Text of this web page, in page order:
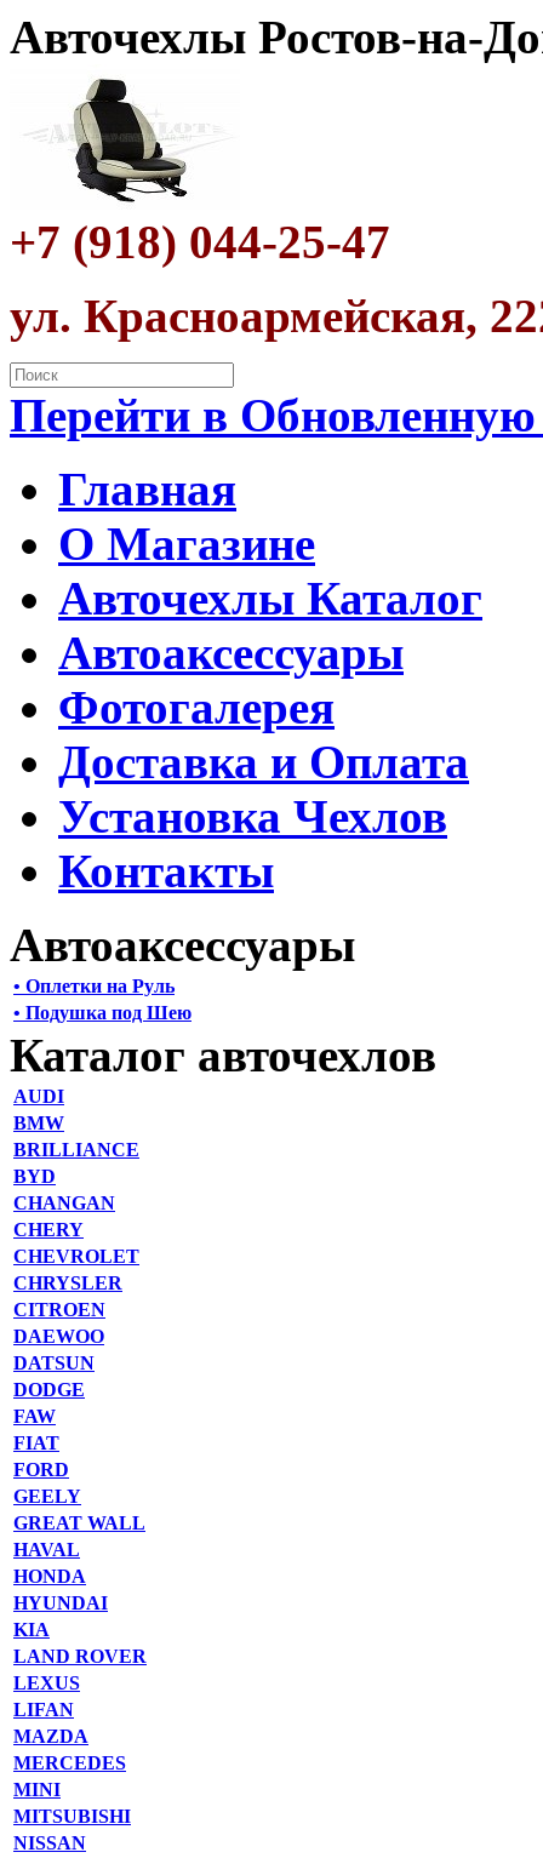
Авточехлы Ростов-на-
+7 (918) 044-25-47
ул. Красноармейская,
Перейти в
Главная
О Магазине
Авточехлы Каталог
Автоаксессуары
Фотогалерея
Доставка и Оплата
Установка Чехлов
Контакты
Автоаксессуары
• Оплетки на Руль
• Подушка под Шею
Каталог авточехлов
AUDI
BMW
BRILLIANCE
BYD
CHANGAN
CHERY
CHEVROLET
CHRYSLER
CITROEN
DAEWOO
DATSUN
DODGE
FAW
FIAT
FORD
GEELY
GREAT WALL
HAVAL
HONDA
HYUNDAI
KIA
LAND ROVER
LEXUS
LIFAN
MAZDA
MERCEDES
MINI
MITSUBISHI
NISSAN